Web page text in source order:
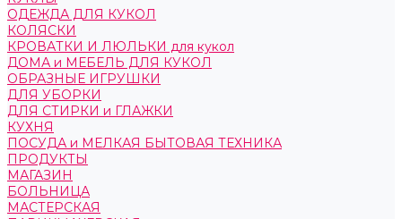
ОДЕЖДА ДЛЯ КУКОЛ
КОЛЯСКИ
КРОВАТКИ И ЛЮЛЬКИ для кукол
ДОМА и МЕБЕЛЬ ДЛЯ КУКОЛ
ОБРАЗНЫЕ ИГРУШКИ
ДЛЯ УБОРКИ
ДЛЯ СТИРКИ и ГЛАЖКИ
КУХНЯ
ПОСУДА и МЕЛКАЯ БЫТОВАЯ ТЕХНИКА
ПРОДУКТЫ
МАГАЗИН
БОЛЬНИЦА
МАСТЕРСКАЯ